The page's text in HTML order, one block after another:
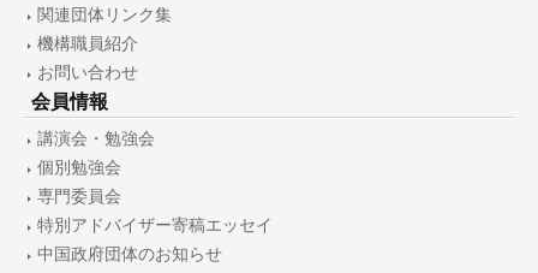
関連団体リンク集
機構職員紹介
お問い合わせ
会員情報
講演会・勉強会
個別勉強会
専門委員会
特別アドバイザー寄稿エッセイ
中国政府団体のお知らせ